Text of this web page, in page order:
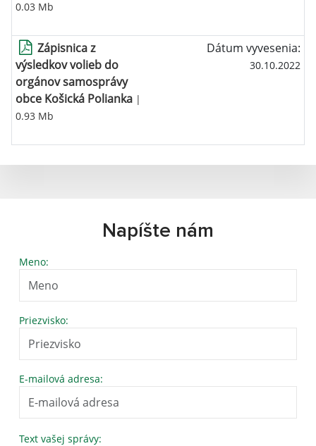
0.03 Mb
Zápisnica z
výsledkov volieb do
orgánov samosprávy
obce Košická Polianka |
0.93 Mb
Dátum vyvesenia:
30.10.2022
Napíšte nám
Meno:
Priezvisko:
E-mailová adresa:
Text vašej správy: